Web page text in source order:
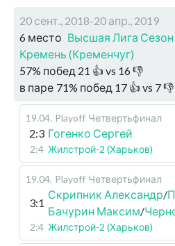
20 сент., 2018-20 апр., 2019
6 место Высшая Лига
Кремень (Кременчуг)
57% побед 21 👍 vs 16👎
в паре 71% побед 17 👍 vs 7👎
19.04. Playoff Четвертьфинал
2:3 Гогенко Сергей
2:4 Жилстрой-2 (Харьков)
19.04. Playoff Четвертьфинал
3:1
Скрипник Александр/
Бачурин Максим/
2:4 Жилстрой-2 (Харьков)